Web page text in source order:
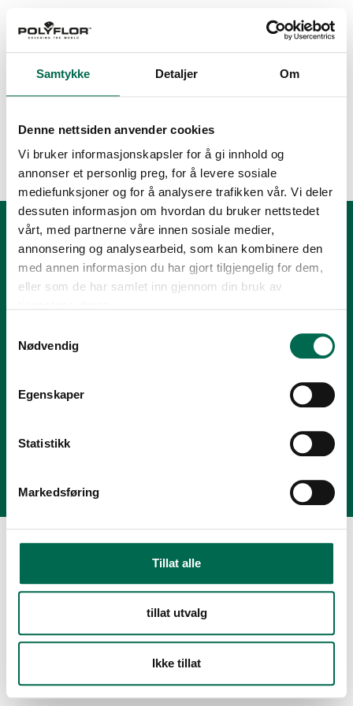
Samtykke Detaljer Om
Denne nettsiden anvender cookies
Vi bruker informasjonskapsler for å gi innhold og
annonser et personlig preg, for å levere sosiale
mediefunksjoner og for å analysere trafikken vår. Vi deler
dessuten informasjon om hvordan du bruker nettstedet
vårt, med partnerne våre innen sosiale medier,
annonsering og analysearbeid, som kan kombinere den
med annen informasjon du har gjort tilgjengelig for dem,
eller som de har samlet inn gjennom din bruk av
Nødvendig
Egenskaper
Statistikk
Markedsføring
Tillat alle
tillat utvalg
Ikke tillat
SCS Global Services
Indoor Air Advantage
Gold